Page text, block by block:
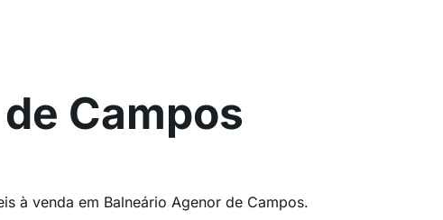
Campos
à venda em Balneário Agenor de Campos.